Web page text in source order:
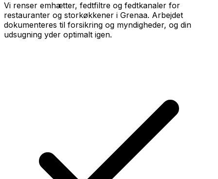
Vi renser emhætter, fedtfiltre og fedtkanaler for
restauranter og storkøkkener i Grenaa. Arbejdet
dokumenteres til forsikring og myndigheder, og din
udsugning yder optimalt igen.